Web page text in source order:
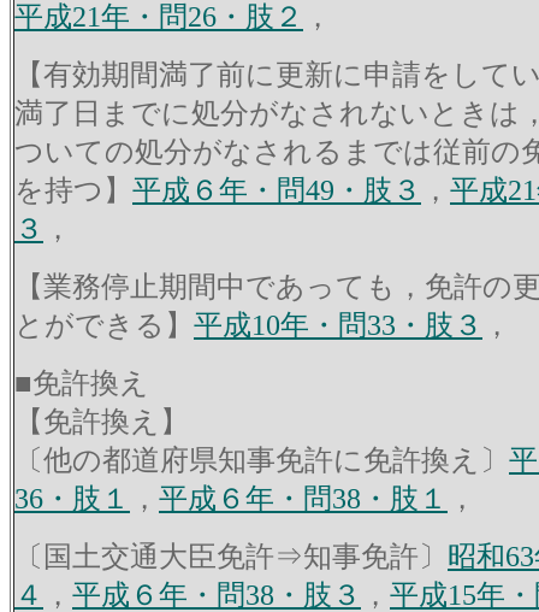
平成21年・問26・肢２
，
【有効期間満了前に更新に申請をして
満了日までに処分がなされないときは
ついての処分がなされるまでは従前の
を持つ】 平成６年・問49・肢３ ， 平成
３
，
【業務停止期間中であっても，免許の
とができる】 平成10年・問33・肢３
，
■免許換え
【免許換え】
〔他の都道府県知事免許に免許換え〕
36・肢１
， 平成６年・問38・肢１
，
〔国土交通大臣免許⇒知事免許〕 昭和
４
， 平成６年・問38・肢３ ， 平成15年